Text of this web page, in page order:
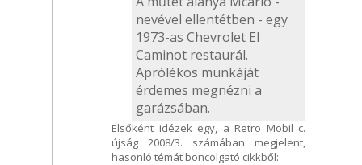
nevével ellentétben - egy
1973-as Chevrolet El
Caminot restaurál.
Aprólékos munkáját
érdemes megnézni a
garázsában.
Elsőként idézek egy, a Retro Mobil c.
újság 2008/3. számában megjelent,
hasonló témát boncolgató cikkből: